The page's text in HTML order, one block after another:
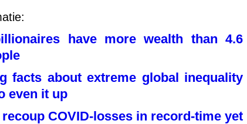
have more wealth than 4.6
facts about extreme global inequality
even it up
COVID-losses in record-time yet